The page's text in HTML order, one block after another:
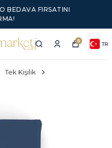
BEDAVA FIRSATINI
0 TR
Tek Kişilik